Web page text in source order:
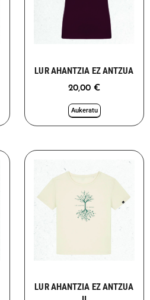
LUR AHANTZIA EZ ANTZUA
20,00 €
Aukeratu
LUR AHANTZIA EZ ANTZUA